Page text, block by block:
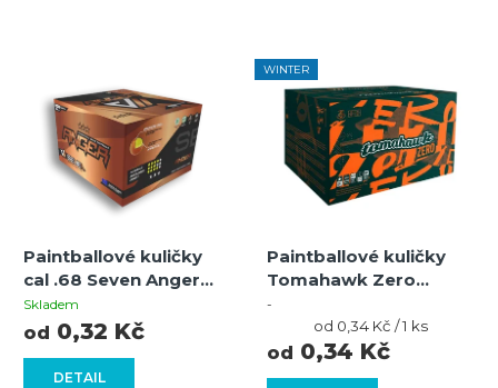
Paintballové kuličky
cal .68 Seven Anger
Orange/Yellow-Yellow
Skladem
DETAIL
od 0,32 Kč
WINTER
Paintballové kuličky
Tomahawk Zero
Navajo Winter Hard –
oranžová skořápka,
oranžová výplň
-
od 0,34 Kč
Měrná
cena:
od 0,34 Kč / 1 ks